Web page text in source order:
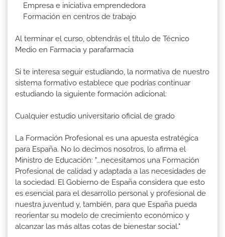
Empresa e iniciativa emprendedora
Formación en centros de trabajo
Al terminar el curso, obtendrás el título de Técnico
Medio en Farmacia y parafarmacia
Si te interesa seguir estudiando, la normativa de nuestro
sistema formativo establece que podrías continuar
estudiando la siguiente formación adicional:
Cualquier estudio universitario oficial de grado
La Formación Profesional es una apuesta estratégica
para España. No lo decimos nosotros, lo afirma el
Ministro de Educación: "...necesitamos una Formación
Profesional de calidad y adaptada a las necesidades de
la sociedad. El Gobierno de España considera que esto
es esencial para el desarrollo personal y profesional de
nuestra juventud y, también, para que España pueda
reorientar su modelo de crecimiento económico y
alcanzar las más altas cotas de bienestar social."